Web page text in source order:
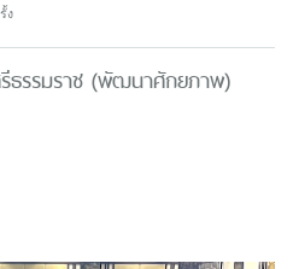
ง
ธรรมราช (พัฒนาศักยภาพ)